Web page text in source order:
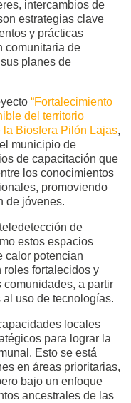
intercambios de
estrategias clave
y prácticas
comunitaria de
planes de
“Fortalecimiento
del territorio
la Biosfera Pilón Lajas,
municipio de
de capacitación que
los conocimientos
promoviendo
de jóvenes.
de
estos espacios
calor potencian
roles fortalecidos y
a partir
uso de tecnologías.
locales
para lograr la
Esto se está
en áreas prioritarias,
bajo un enfoque
ancestrales de las